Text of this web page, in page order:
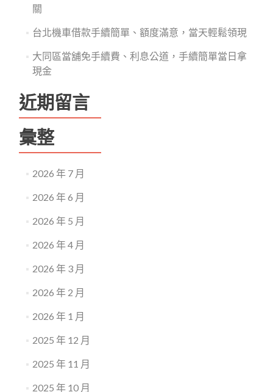
關
台北機車借款手續簡單、額度滿意，當天輕鬆領現
大同區當舖免手續費、利息公道，手續簡單當日拿
現金
近期留言
彙整
2026 年 7 月
2026 年 6 月
2026 年 5 月
2026 年 4 月
2026 年 3 月
2026 年 2 月
2026 年 1 月
2025 年 12 月
2025 年 11 月
2025 年 10 月